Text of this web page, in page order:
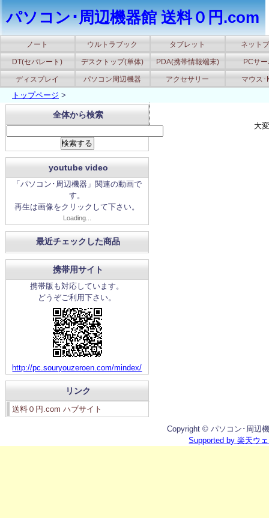
パソコン･周辺機器館 送料０円.com
ノート ウルトラブック タブレット ネット
DT(セパレート) デスクトップ(単体) PDA(携帯情報端末) PCサ
ディスプレイ パソコン周辺機器 アクセサリー マウス･
トップページ >
大
全体から検索
youtube video
「パソコン･周辺機器」関連の動画で
す。
再生は画像をクリックして下さい。
Loading...
最近チェックした商品
携帯用サイト
携帯版も対応しています。
どうぞご利用下さい。
http://pc.souryouzeroen.com/mindex/
リンク
送料０円.com ハブサイト
Copyright © パソコン･周辺
Supported by 楽天ウ